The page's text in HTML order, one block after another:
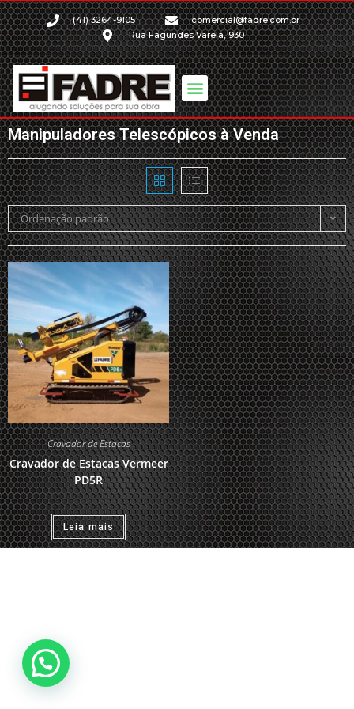
(41) 3264-9105
comercial@fadre.com.br
Rua Fagundes Varela, 930
Manipuladores Telescópicos à Venda
Ordenação padrão
Cravador de Estacas
Cravador de Estacas Vermeer
PD5R
Leia mais